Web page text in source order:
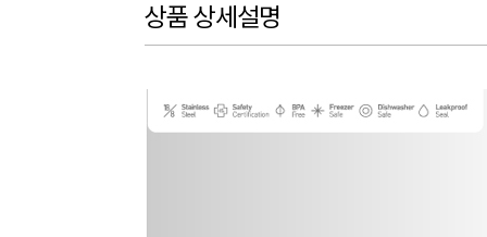
상품 상세설명